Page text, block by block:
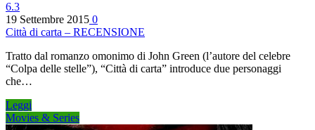
6.3
19 Settembre 2015 0
Città di carta – RECENSIONE
Tratto dal romanzo omonimo di John Green (l’autore del celebre
“Colpa delle stelle”), “Città di carta” introduce due personaggi
che…
Leggi
Movies & Series